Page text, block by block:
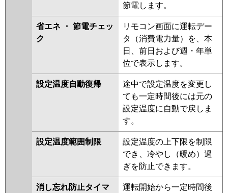
節電します。
省エネ ・ 節電チェッ
ク
リモコン画面に運転デー
タ（消費電力量）を、本
日、前日および週・年単
位で表示します。
設定温度自動復帰
途中で設定温度を変更し
ても一定時間後には元の
設定温度に自動で戻しま
す。
設定温度範囲制限
設定温度の上下限を制限
でき、冷やし（暖め）過
ぎを防止できます。
消し忘れ防止タイマ
運転開始から一定時間後